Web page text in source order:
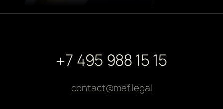
+7 495 988 15 15
contact@mef.legal